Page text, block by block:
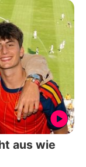
aus wie